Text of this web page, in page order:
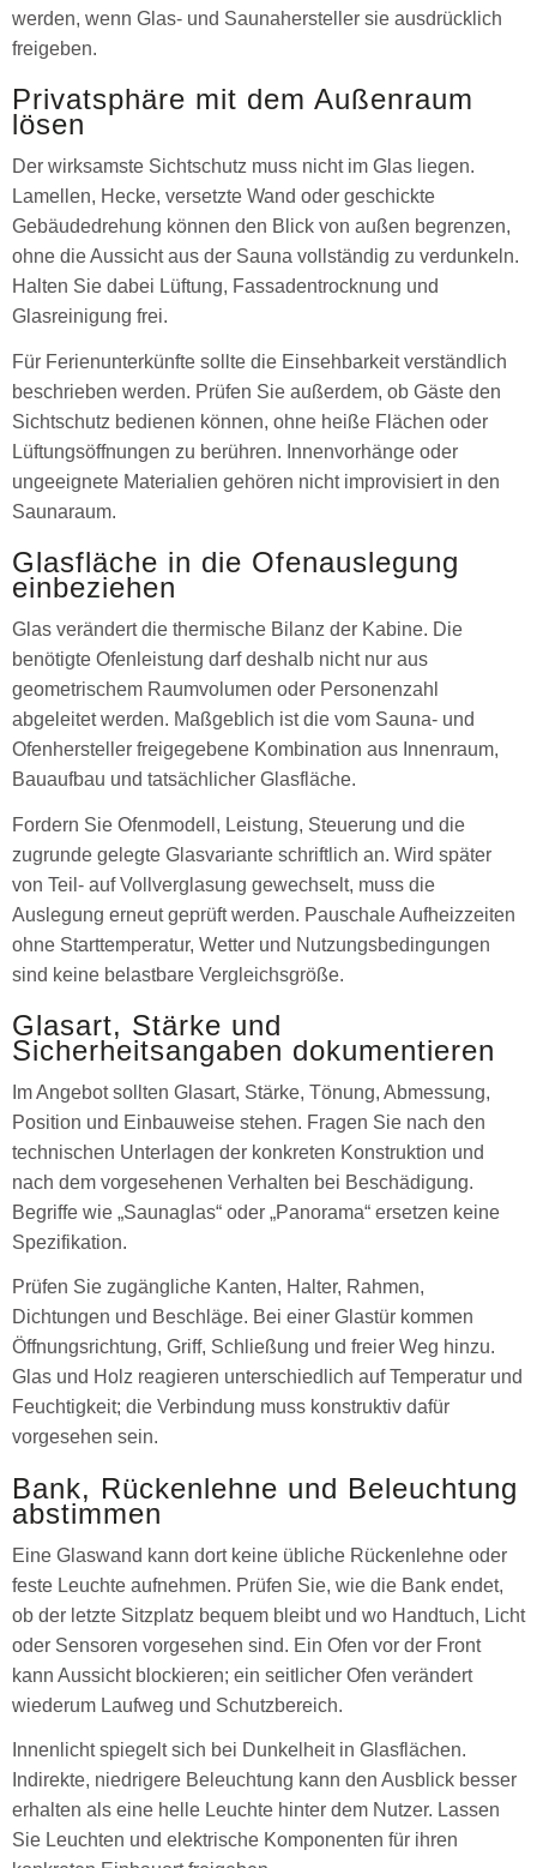
werden, wenn Glas- und Saunahersteller sie ausdrücklich
freigeben.
Privatsphäre mit dem Außenraum
lösen
Der wirksamste Sichtschutz muss nicht im Glas liegen.
Lamellen, Hecke, versetzte Wand oder geschickte
Gebäudedrehung können den Blick von außen begrenzen,
ohne die Aussicht aus der Sauna vollständig zu verdunkeln.
Halten Sie dabei Lüftung, Fassadentrocknung und
Glasreinigung frei.
Für Ferienunterkünfte sollte die Einsehbarkeit verständlich
beschrieben werden. Prüfen Sie außerdem, ob Gäste den
Sichtschutz bedienen können, ohne heiße Flächen oder
Lüftungsöffnungen zu berühren. Innenvorhänge oder
ungeeignete Materialien gehören nicht improvisiert in den
Saunaraum.
Glasfläche in die Ofenauslegung
einbeziehen
Glas verändert die thermische Bilanz der Kabine. Die
benötigte Ofenleistung darf deshalb nicht nur aus
geometrischem Raumvolumen oder Personenzahl
abgeleitet werden. Maßgeblich ist die vom Sauna- und
Ofenhersteller freigegebene Kombination aus Innenraum,
Bauaufbau und tatsächlicher Glasfläche.
Fordern Sie Ofenmodell, Leistung, Steuerung und die
zugrunde gelegte Glasvariante schriftlich an. Wird später
von Teil- auf Vollverglasung gewechselt, muss die
Auslegung erneut geprüft werden. Pauschale Aufheizzeiten
ohne Starttemperatur, Wetter und Nutzungsbedingungen
sind keine belastbare Vergleichsgröße.
Glasart, Stärke und
Sicherheitsangaben dokumentieren
Im Angebot sollten Glasart, Stärke, Tönung, Abmessung,
Position und Einbauweise stehen. Fragen Sie nach den
technischen Unterlagen der konkreten Konstruktion und
nach dem vorgesehenen Verhalten bei Beschädigung.
Begriffe wie „Saunaglas“ oder „Panorama“ ersetzen keine
Spezifikation.
Prüfen Sie zugängliche Kanten, Halter, Rahmen,
Dichtungen und Beschläge. Bei einer Glastür kommen
Öffnungsrichtung, Griff, Schließung und freier Weg hinzu.
Glas und Holz reagieren unterschiedlich auf Temperatur und
Feuchtigkeit; die Verbindung muss konstruktiv dafür
vorgesehen sein.
Bank, Rückenlehne und Beleuchtung
abstimmen
Eine Glaswand kann dort keine übliche Rückenlehne oder
feste Leuchte aufnehmen. Prüfen Sie, wie die Bank endet,
ob der letzte Sitzplatz bequem bleibt und wo Handtuch, Licht
oder Sensoren vorgesehen sind. Ein Ofen vor der Front
kann Aussicht blockieren; ein seitlicher Ofen verändert
wiederum Laufweg und Schutzbereich.
Innenlicht spiegelt sich bei Dunkelheit in Glasflächen.
Indirekte, niedrigere Beleuchtung kann den Ausblick besser
erhalten als eine helle Leuchte hinter dem Nutzer. Lassen
Sie Leuchten und elektrische Komponenten für ihren